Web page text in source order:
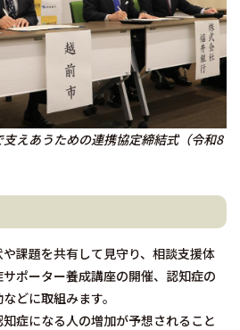
えあうための連携協定締結式（令和8
課題を共有して見守り、相談支援体
ポーター養成講座の開催、認知症の
どに取組みます。
症になる人の増加が予想されること